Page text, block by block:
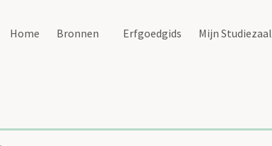
Home Bronnen Erfgoedgids Mijn Studiezaal